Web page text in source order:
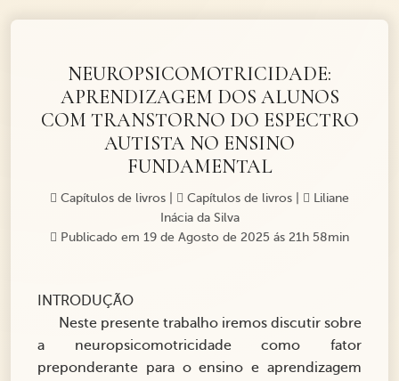
NEUROPSICOMOTRICIDADE:
APRENDIZAGEM DOS ALUNOS
COM TRANSTORNO DO ESPECTRO
AUTISTA NO ENSINO
FUNDAMENTAL
Capítulos de livros Capítulos de livros
Liliane
Inácia da Silva
Publicado em 19 de Agosto de 2025 ás 21h 58min
INTRODUÇÃO
Neste presente trabalho iremos discutir sobre
a neuropsicomotricidade como fator
preponderante para o ensino e aprendizagem